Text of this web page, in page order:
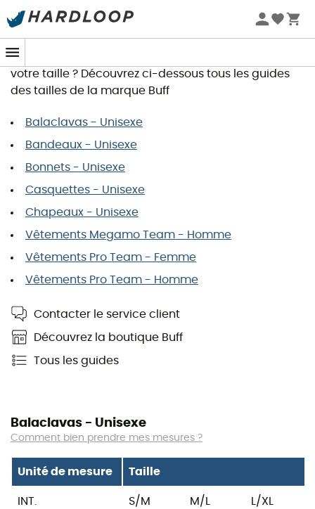
Guide des tailles Buff
Vous souhaitez commander un article et recherchez
votre taille ? Découvrez ci-dessous tous les guides
des tailles de la marque Buff
Balaclavas - Unisexe
Bandeaux - Unisexe
Bonnets - Unisexe
Casquettes - Unisexe
Chapeaux - Unisexe
Vêtements Megamo Team - Homme
Vêtements Pro Team - Femme
Vêtements Pro Team - Homme
Contacter le service client
Découvrez la boutique Buff
Tous les guides
Balaclavas - Unisexe
Comment bien prendre mes mesures ?
Unité de mesure Taille
INT. S/M M/L L/XL